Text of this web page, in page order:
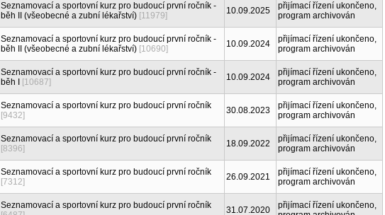
Seznamovací a sportovní kurz pro budoucí první ročník -
běh II (všeobecné a zubní lékařství) [11979] 10.09.2025
přijímací řízení ukončeno,
program archivován
Seznamovací a sportovní kurz pro budoucí první ročník -
běh II (všeobecné a zubní lékařství) [10690] 10.09.2024
přijímací řízení ukončeno,
program archivován
Seznamovací a sportovní kurz pro budoucí první ročník -
běh I
[10687] 10.09.2024
přijímací řízení ukončeno,
program archivován
Seznamovací a sportovní kurz pro budoucí první ročník
[9432]
30.08.2023
přijímací řízení ukončeno,
program archivován
Seznamovací a sportovní kurz pro budoucí první ročník
[8396]
18.09.2022
přijímací řízení ukončeno,
program archivován
Seznamovací a sportovní kurz pro budoucí první ročník
[7312]
26.09.2021
přijímací řízení ukončeno,
program archivován
Seznamovací a sportovní kurz pro budoucí první ročník
31.07.2020
přijímací řízení ukončeno,